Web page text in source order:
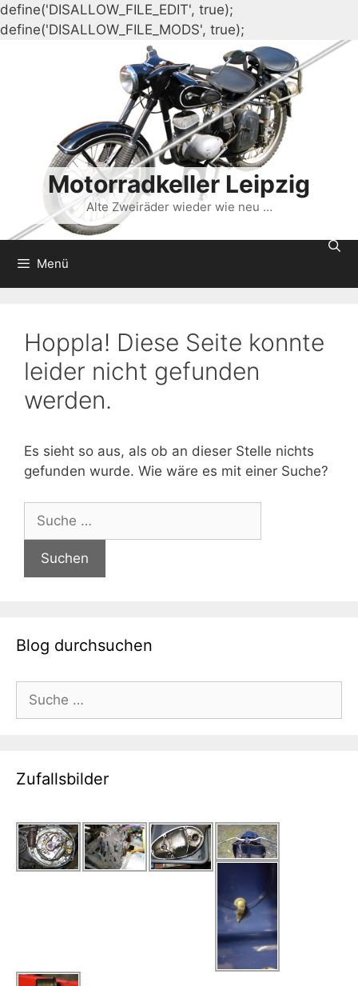
define('DISALLOW_FILE_EDIT', true);
define('DISALLOW_FILE_MODS', true);
Inhalt
springen
Motorradkeller Leipzig
Alte Zweiräder wieder wie neu …
Menü
Hoppla! Diese Seite konnte
leider nicht gefunden
werden.
Es sieht so aus, als ob an dieser Stelle nichts
gefunden wurde. Wie wäre es mit einer Suche?
nach:
Blog durchsuchen
nach:
Zufallsbilder